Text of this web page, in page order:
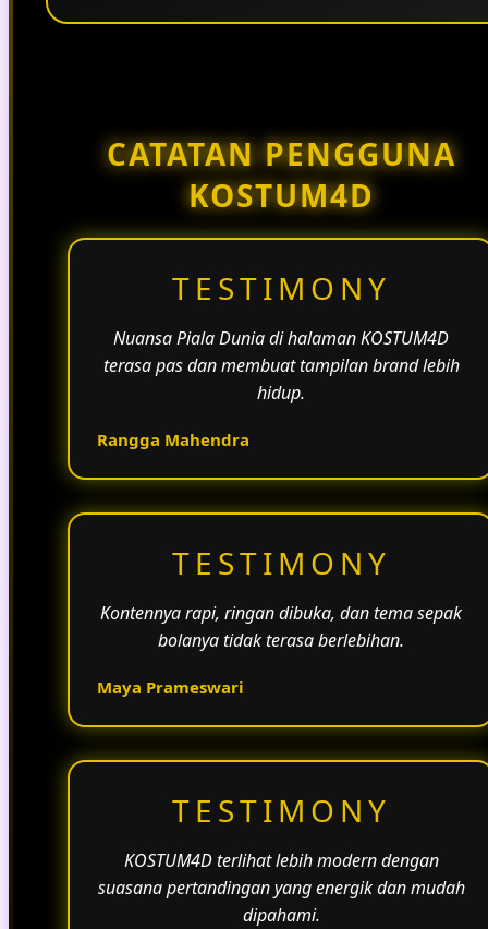
CATATAN PENGGUNA
KOSTUM4D
TESTIMONY
Nuansa Piala Dunia di halaman KOSTUM4D
terasa pas dan membuat tampilan brand lebih
hidup.
Rangga Mahendra
TESTIMONY
Kontennya rapi, ringan dibuka, dan tema sepak
bolanya tidak terasa berlebihan.
Maya Prameswari
TESTIMONY
KOSTUM4D terlihat lebih modern dengan
suasana pertandingan yang energik dan mudah
dipahami.